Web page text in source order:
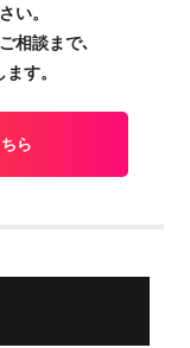
い。
相談まで､
す。
ら